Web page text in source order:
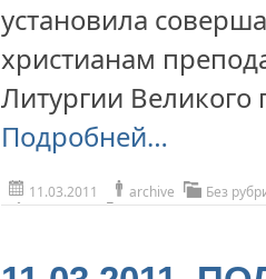
установила
христианам
Литургии Великого
Подробней…
11.03.2011 archive Без